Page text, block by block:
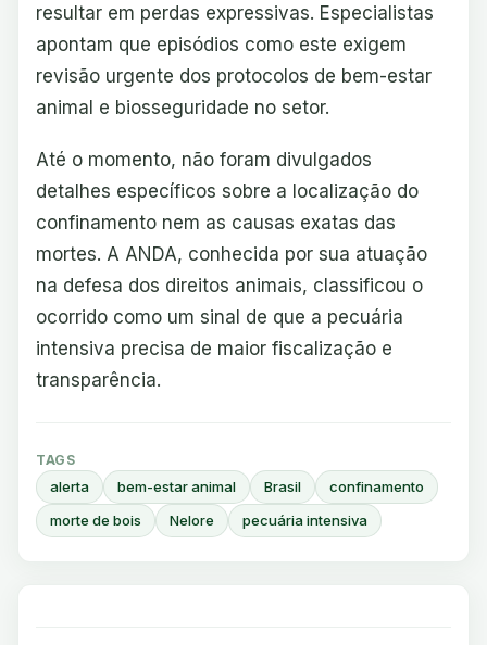
resultar em perdas expressivas. Especialistas
apontam que episódios como este exigem
revisão urgente dos protocolos de bem-estar
animal e biosseguridade no setor.
Até o momento, não foram divulgados
detalhes específicos sobre a localização do
confinamento nem as causas exatas das
mortes. A ANDA, conhecida por sua atuação
na defesa dos direitos animais, classificou o
ocorrido como um sinal de que a pecuária
intensiva precisa de maior fiscalização e
transparência.
TAGS
alerta bem-estar animal Brasil
confinamento
morte de bois
Nelore pecuária intensiva